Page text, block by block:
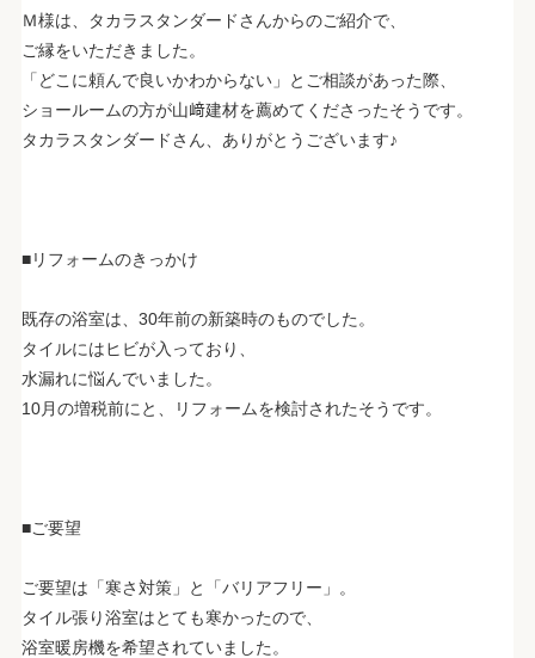
Ｍ様は、タカラスタンダードさんからのご紹介で、
ご縁をいただきました。
「どこに頼んで良いかわからない」とご相談があった際、
ショールームの方が山﨑建材を薦めてくださったそうです。
タカラスタンダードさん、ありがとうございます♪
■リフォームのきっかけ
既存の浴室は、30年前の新築時のものでした。
タイルにはヒビが入っており、
水漏れに悩んでいました。
10月の増税前にと、リフォームを検討されたそうです。
■ご要望
ご要望は「寒さ対策」と「バリアフリー」。
タイル張り浴室はとても寒かったので、
浴室暖房機を希望されていました。